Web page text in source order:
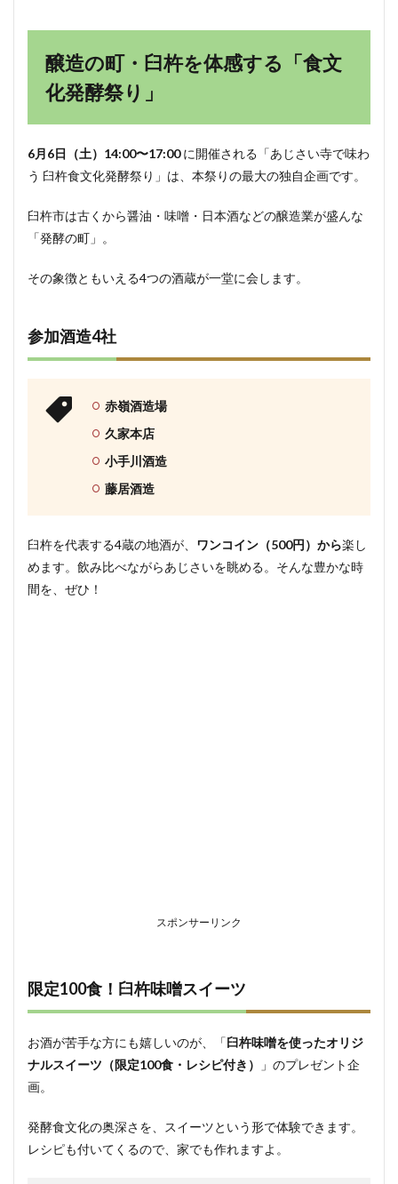
醸造の町・臼杵を体感する「食文
化発酵祭り」
6月6日（土）14:00〜17:00に開催される「あじさい寺で味わ
う 臼杵食文化発酵祭り」は、本祭りの最大の独自企画です。
臼杵市は古くから醤油・味噌・日本酒などの醸造業が盛んな
「発酵の町」。
その象徴ともいえる4つの酒蔵が一堂に会します。
参加酒造4社
赤嶺酒造場
久家本店
小手川酒造
藤居酒造
臼杵を代表する4蔵の地酒が、 ワンコイン（500円）から楽し
めます。飲み比べながらあじさいを眺める。そんな豊かな時
間を、ぜひ！
スポンサーリンク
限定100食！臼杵味噌スイーツ
お酒が苦手な方にも嬉しいのが、「臼杵味噌を使ったオリジ
ナルスイーツ（限定100食・レシピ付き）
」のプレゼント企
画。
発酵食文化の奥深さを、スイーツという形で体験できます。
レシピも付いてくるので、家でも作れますよ。